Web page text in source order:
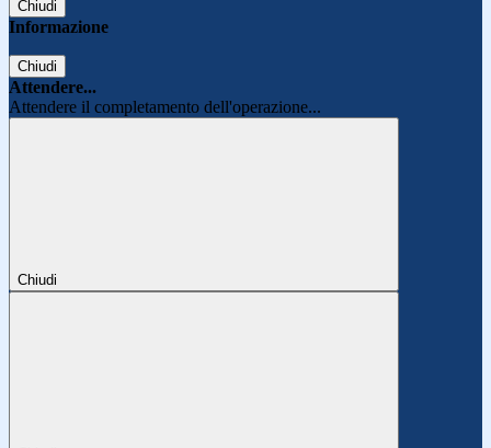
Chiudi
Informazione
Chiudi
Attendere...
Attendere il completamento dell'operazione...
Chiudi